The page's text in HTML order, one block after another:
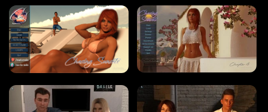
WINDOWS ポルノ ゲーム
MACOS ポルノ ゲーム
LINUX ポルノ ゲーム
デバイス